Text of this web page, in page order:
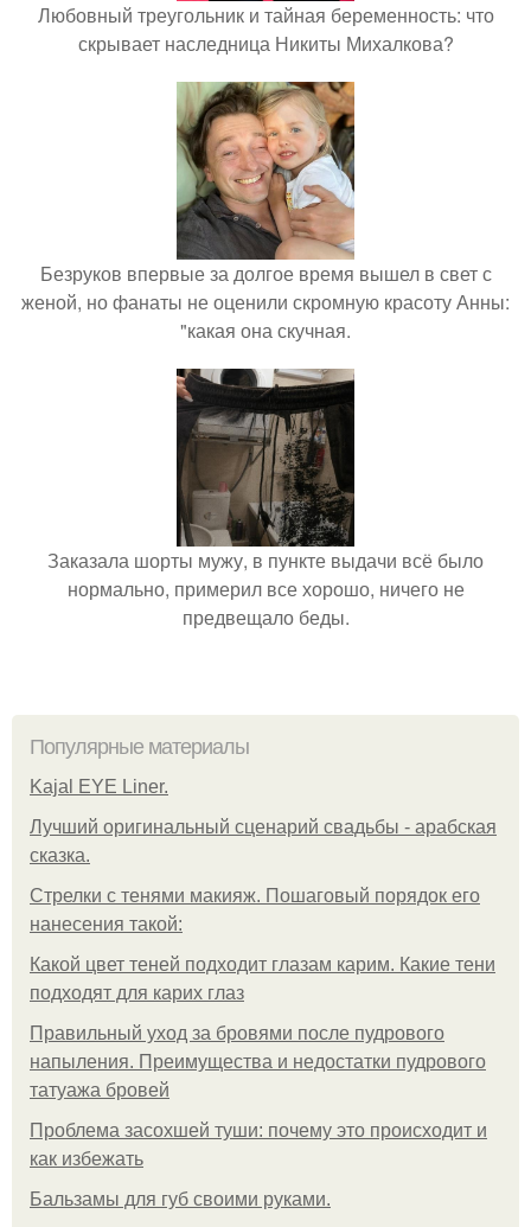
Любовный треугольник и тайная беременность: что
скрывает наследница Никиты Михалкова?
Безруков впервые за долгое время вышел в свет с
женой, но фанаты не оценили скромную красоту Анны:
"какая она скучная.
Заказала шорты мужу, в пункте выдачи всё было
нормально, примерил все хорошо, ничего не
предвещало беды.
Популярные материалы
Kajal EYE Liner.
Лучший оригинальный сценарий свадьбы - арабская
сказка.
Стрелки с тенями макияж. Пошаговый порядок его
нанесения такой:
Какой цвет теней подходит глазам карим. Какие тени
подходят для карих глаз
Правильный уход за бровями после пудрового
напыления. Преимущества и недостатки пудрового
татуажа бровей
Проблема засохшей туши: почему это происходит и
как избежать
Бальзамы для губ своими руками.